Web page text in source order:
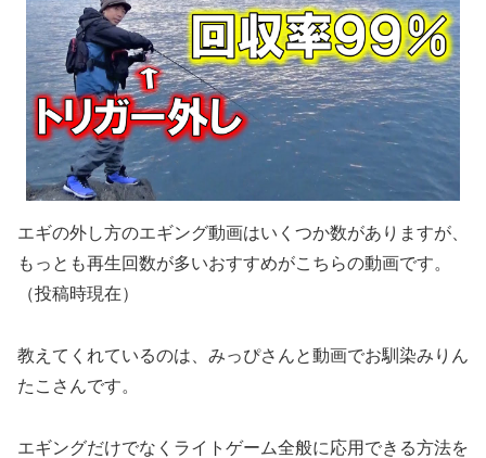
エギの外し方のエギング動画はいくつか数がありますが、
もっとも再生回数が多いおすすめがこちらの動画です。
（投稿時現在）
教えてくれているのは、みっぴさんと動画でお馴染みりん
たこさんです。
エギングだけでなくライトゲーム全般に応用できる方法を